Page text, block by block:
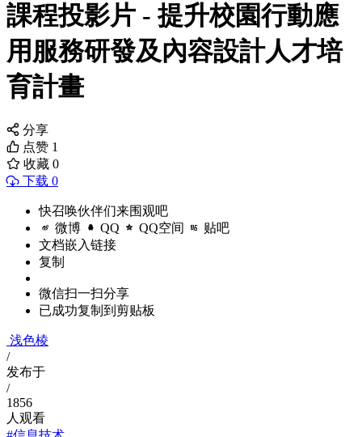
課程投影片 - 提升校園行動應
用服務研發及內容設計人才培
育計畫
分享
点赞 1
收藏 0
下载 0
快召唤伙伴们来围观吧
微博 QQ QQ空间 贴吧
文档嵌入链接
复制
微信扫一扫分享
已成功复制到剪贴板
浅色棱
/
发布于
/
1856
人观看